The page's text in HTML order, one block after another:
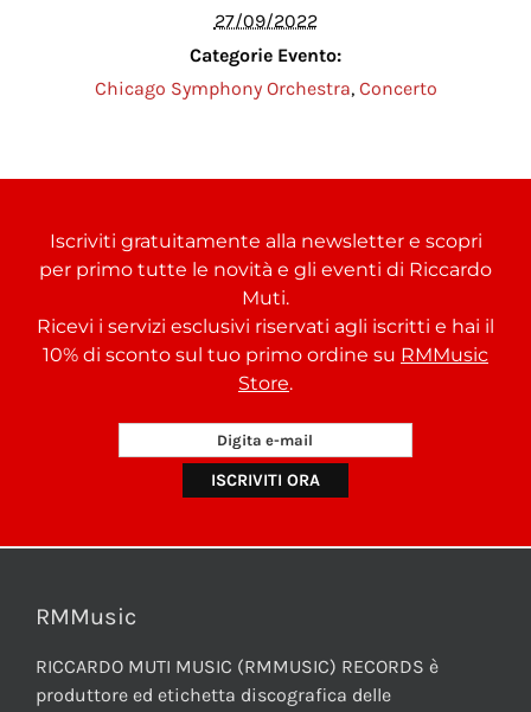
27/09/2022
Categorie Evento:
Chicago Symphony Orchestra, Concerto
Iscriviti gratuitamente alla newsletter e scopri
per primo tutte le novità e gli eventi di Riccardo
Muti.
Ricevi i servizi esclusivi riservati agli iscritti e hai il
10% di sconto sul tuo primo ordine su RMMusic
Store.
RMMusic
RICCARDO MUTI MUSIC (RMMUSIC) RECORDS è
produttore ed etichetta discografica delle